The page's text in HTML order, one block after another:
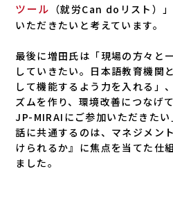
ツール （就労Can doリスト）
いただきたいと考えています。
最後に増田氏は「現場の方々と
していきたい。日本語教育機関
して機能するよう力を入れる」
ズムを作り、環境改善につなげ
JP-MIRAIにご参加いただきた
話に共通するのは、マネジメン
けられるか』に焦点を当てた仕
ました。